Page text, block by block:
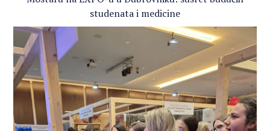
studenata i medicine